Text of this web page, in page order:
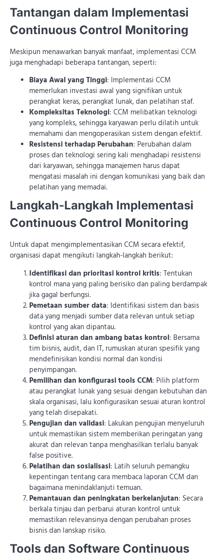
Tantangan dalam Implementasi
Continuous Control Monitoring
Meskipun menawarkan banyak manfaat, implementasi CCM
juga menghadapi beberapa tantangan, seperti:
Biaya Awal yang Tinggi: Implementasi CCM
memerlukan investasi awal yang signifikan untuk
perangkat keras, perangkat lunak, dan pelatihan staf.
Kompleksitas Teknologi: CCM melibatkan teknologi
yang kompleks, sehingga karyawan perlu dilatih untuk
memahami dan mengoperasikan sistem dengan efektif.
Resistensi terhadap Perubahan: Perubahan dalam
proses dan teknologi sering kali menghadapi resistensi
dari karyawan, sehingga manajemen harus dapat
mengatasi masalah ini dengan komunikasi yang baik dan
pelatihan yang memadai.
Langkah-Langkah Implementasi
Continuous Control Monitoring
Untuk dapat mengimplementasikan CCM secara efektif,
organisasi dapat mengikuti langkah-langkah berikut:
Identifikasi dan prioritasi kontrol kritis: Tentukan
kontrol mana yang paling berisiko dan paling berdampak
jika gagal berfungsi.
Pemetaan sumber data: Identifikasi sistem dan basis
data yang menjadi sumber data relevan untuk setiap
kontrol yang akan dipantau.
Definisi aturan dan ambang batas kontrol: Bersama
tim bisnis, audit, dan IT, rumuskan aturan spesifik yang
mendefinisikan kondisi normal dan kondisi
penyimpangan.
Pemilihan dan konfigurasi tools CCM: Pilih platform
atau perangkat lunak yang sesuai dengan kebutuhan dan
skala organisasi, lalu konfigurasikan sesuai aturan kontrol
yang telah disepakati.
Pengujian dan validasi: Lakukan pengujian menyeluruh
untuk memastikan sistem memberikan peringatan yang
akurat dan relevan tanpa menghasilkan terlalu banyak
false positive.
Pelatihan dan sosialisasi: Latih seluruh pemangku
kepentingan tentang cara membaca laporan CCM dan
bagaimana menindaklanjuti temuan.
Pemantauan dan peningkatan berkelanjutan: Secara
berkala tinjau dan perbarui aturan kontrol untuk
memastikan relevansinya dengan perubahan proses
bisnis dan lanskap risiko.
Tools dan Software Continuous